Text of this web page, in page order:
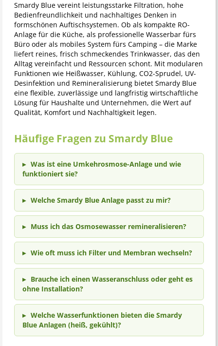
Smardy Blue vereint leistungsstarke Filtration, hohe
Bedienfreundlichkeit und nachhaltiges Denken in
formschönen Auftischsystemen. Ob als kompakte RO-
Anlage für die Küche, als professionelle Wasserbar fürs
Büro oder als mobiles System fürs Camping – die Marke
liefert reines, frisch schmeckendes Trinkwasser, das den
Alltag vereinfacht und Ressourcen schont. Mit modularen
Funktionen wie Heißwasser, Kühlung, CO2-Sprudel, UV-
Desinfektion und Remineralisierung bietet Smardy Blue
eine flexible, zuverlässige und langfristig wirtschaftliche
Lösung für Haushalte und Unternehmen, die Wert auf
Qualität, Komfort und Nachhaltigkeit legen.
Häufige Fragen zu Smardy Blue
Was ist eine Umkehrosmose-Anlage und wie
funktioniert sie?
Welche Smardy Blue Anlage passt zu mir?
Muss ich das Osmosewasser remineralisieren?
Wie oft muss ich Filter und Membran wechseln?
Brauche ich einen Wasseranschluss oder geht es
ohne Installation?
Welche Wasserfunktionen bieten die Smardy
Blue Anlagen (heiß, gekühlt)?